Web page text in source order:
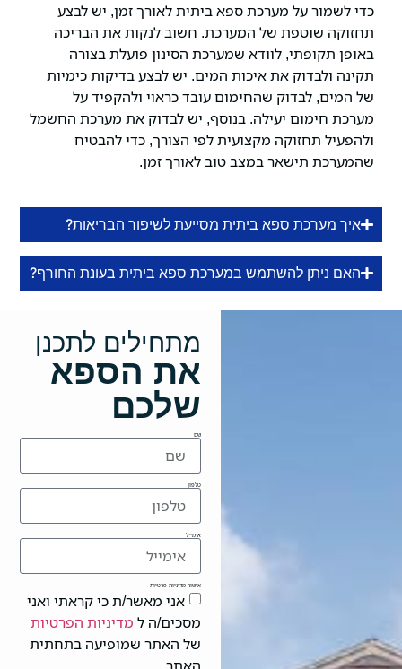
כדי לשמור על מערכת ספא ביתית לאורך זמן, יש לבצע
תחזוקה שוטפת של המערכת. חשוב לנקות את הבריכה
באופן תקופתי, לוודא שמערכת הסינון פועלת בצורה
תקינה ולבדוק את איכות המים. יש לבצע בדיקות כימיות
של המים, לבדוק שהחימום עובד כראוי ולהקפיד על
מערכת חימום יעילה. בנוסף, יש לבדוק את מערכת החשמל
ולהפעיל תחזוקה מקצועית לפי הצורך, כדי להבטיח
שהמערכת תישאר במצב טוב לאורך זמן.
איך מערכת ספא ביתית מסייעת לשיפור הבריאות?
האם ניתן להשתמש במערכת ספא ביתית בעונת החורף?
מתחילים לתכנן
את הספא
שלכם
שם
טלפון
אימייל
אישור מדיניות פרטיות
אני מאשר/ת כי קראתי ואני
מסכים/ה ל מדיניות הפרטיות
של האתר שמופיעה בתחתית